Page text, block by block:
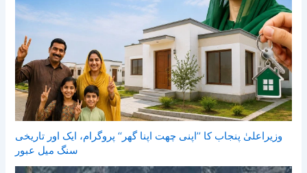
وزیراعلیٰ پنجاب کا ’’اپنی چھت اپنا گھر‘‘ پروگرام، ایک اور تاریخی
سنگ میل عبور